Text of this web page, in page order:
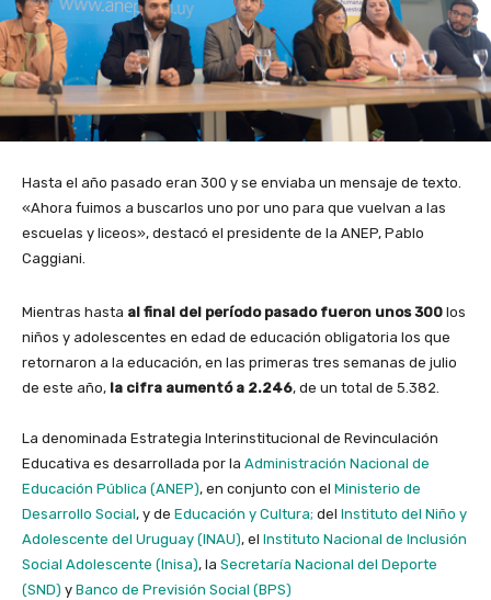
Hasta el año pasado eran 300 y se enviaba un mensaje de texto.
«Ahora fuimos a buscarlos uno por uno para que vuelvan a las
escuelas y liceos», destacó el presidente de la ANEP, Pablo
Caggiani.
Mientras hasta al final del período pasado fueron unos 300 los
niños y adolescentes en edad de educación obligatoria los que
retornaron a la educación, en las primeras tres semanas de julio
de este año, la cifra aumentó a 2.246, de un total de 5.382.
La denominada Estrategia Interinstitucional de Revinculación
Educativa es desarrollada por la Administración Nacional de
Educación Pública (ANEP), en conjunto con el Ministerio de
Desarrollo Social, y de Educación y Cultura; del Instituto del Niño y
Adolescente del Uruguay (INAU), el Instituto Nacional de Inclusión
Social Adolescente (Inisa), la Secretaría Nacional del Deporte
(SND) y Banco de Previsión Social (BPS)